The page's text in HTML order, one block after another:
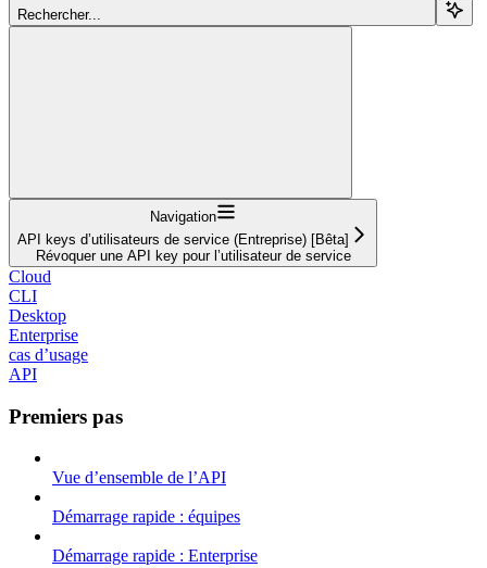
Rechercher...
Navigation
API keys d’utilisateurs de service (Entreprise) [Bêta]
Révoquer une API key pour l’utilisateur de service
Cloud
CLI
Desktop
Enterprise
cas d’usage
API
Premiers pas
Vue d’ensemble de l’API
Démarrage rapide : équipes
Démarrage rapide : Enterprise